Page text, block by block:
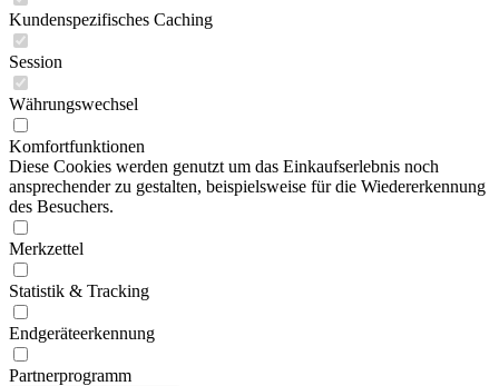
Kundenspezifisches Caching
Session
Währungswechsel
Komfortfunktionen
Diese Cookies werden genutzt um das Einkaufserlebnis noch
ansprechender zu gestalten, beispielsweise für die Wiedererkennung
des Besuchers.
Merkzettel
Statistik & Tracking
Endgeräteerkennung
Partnerprogramm